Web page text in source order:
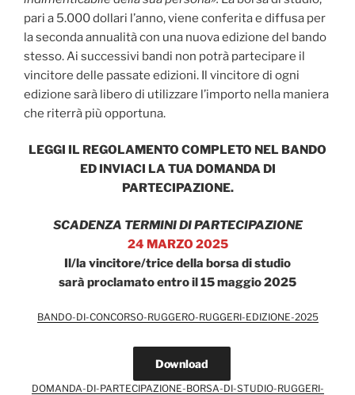
pari a 5.000 dollari l’anno, viene conferita e diffusa per
la seconda annualità con una nuova edizione del bando
stesso. Ai successivi bandi non potrà partecipare il
vincitore delle passate edizioni. Il vincitore di ogni
edizione sarà libero di utilizzare l’importo nella maniera
che riterrà più opportuna.
LEGGI IL REGOLAMENTO COMPLETO NEL BANDO
ED INVIACI LA TUA DOMANDA DI
PARTECIPAZIONE.
SCADENZA TERMINI DI PARTECIPAZIONE
24 MARZO 2025
Il/la vincitore/trice della borsa di studio
sarà proclamato entro il 15 maggio 2025
BANDO-DI-CONCORSO-RUGGERO-RUGGERI-EDIZIONE-2025
Download
DOMANDA-DI-PARTECIPAZIONE-BORSA-DI-STUDIO-RUGGERI-